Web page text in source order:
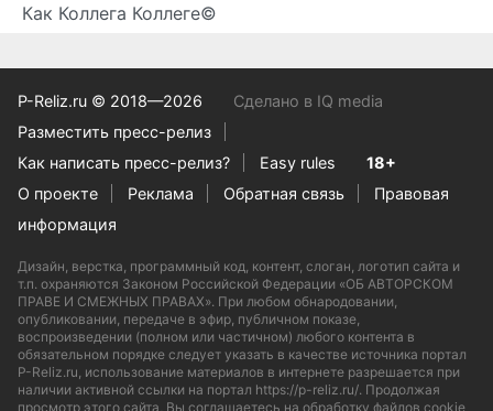
Как Коллега Коллеге©
P-Reliz.ru © 2018—2026
Сделано в IQ media
Разместить пресс-релиз
Как написать пресс-релиз?
Easy rules
18+
О проекте
Реклама Обратная связь
Правовая
информация
Дизайн, верстка, программный код, контент, слоган, логотип сайта и
т.п. охраняются Законом Российской Федерации «ОБ АВТОРСКОМ
ПРАВЕ И СМЕЖНЫХ ПРАВАХ». При любом обнародовании,
опубликовании, передаче в эфир, публичном показе,
воспроизведении (полном или частичном) любого контента в
обязательном порядке следует указать в качестве источника портал
P-Reliz.ru, использование материалов в интернете разрешается при
наличии активной ссылки на портал https://p-reliz.ru/. Продолжая
просмотр этого сайта, Вы соглашаетесь на обработку файлов cookie